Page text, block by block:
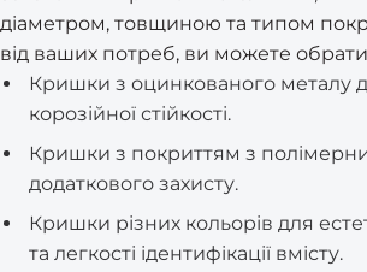
діаметром, товщиною та типом
від ваших потреб, ви можете
Кришки з оцинкованого металу
корозійної стійкості.
Кришки з покриттям з
додаткового захисту.
Кришки різних кольорів для
та легкості ідентифікації вмісту.